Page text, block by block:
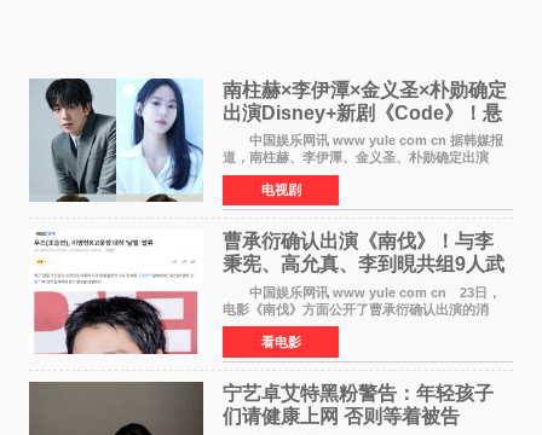
南柱赫×李伊潭×金义圣×朴勋确定
出演Disney+新剧《Code》！悬
疑犯罪惊悚明年上线
中国娱乐网讯 www yule com cn 据韩媒报
道，南柱赫、李伊潭、金义圣、朴勋确定出演
Disney+新剧《Code》，该剧预计将于明年播
出，引发高度关注。 本剧改编自同名人气台
剧，讲述了一位往来
电视剧
曹承衍确认出演《南伐》！与李
秉宪、高允真、李到晛共组9人武
士团
中国娱乐网讯 www yule com cn 23日，
电影《南伐》方面公开了曹承衍确认出演的消
息。通过歌手活动展现出独特色彩的曹承衍将在
片中饰演拥有出色弓箭技术的弓箭手，他将在这
一历史动作大片中展
看电影
宁艺卓艾特黑粉警告：年轻孩子
们​请健康上网 否则等着被告